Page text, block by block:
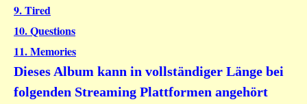
9. Tired
10. Questions
11. Memories
Dieses Album kann in vollständiger Länge bei
folgenden Streaming Plattformen angehört